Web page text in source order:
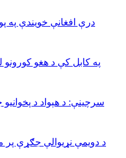
درې افغانې خویندې په
په کابل کې د هغو
سرچینې: د هېواد د پخوانیو
د دويمې نړيوالې جګړې پر